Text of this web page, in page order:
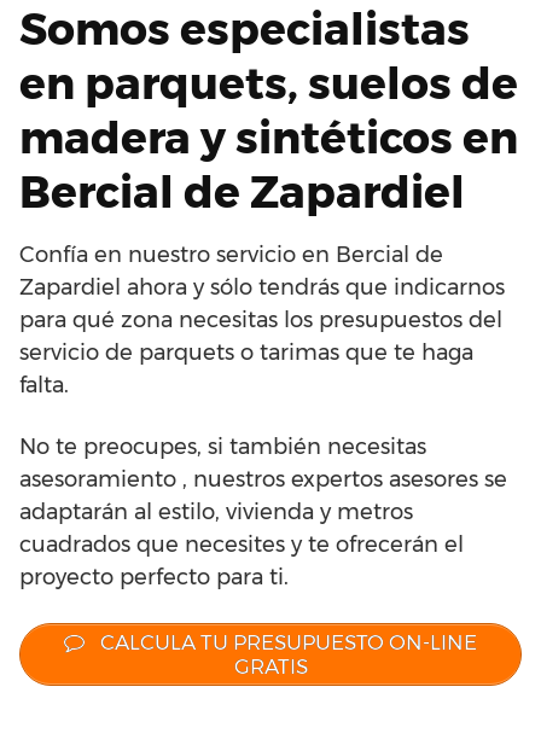
Somos especialistas
en parquets, suelos de
madera y sintéticos en
Bercial de Zapardiel
Confía en nuestro servicio en Bercial de
Zapardiel ahora y sólo tendrás que indicarnos
para qué zona necesitas los presupuestos del
servicio de parquets o tarimas que te haga
falta.
No te preocupes, si también necesitas
asesoramiento , nuestros expertos asesores se
adaptarán al estilo, vivienda y metros
cuadrados que necesites y te ofrecerán el
proyecto perfecto para ti.
CALCULA TU PRESUPUESTO ON-LINE
GRATIS